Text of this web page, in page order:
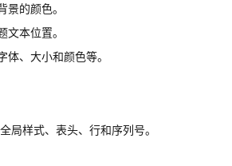
景的颜色。
文本位置。
体、大小和颜色等。
局样式、表头、行和序列号。